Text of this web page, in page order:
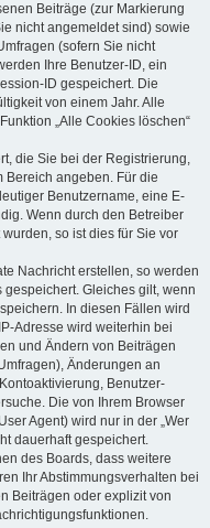
Beiträge (zur Markierung
nicht angemeldet sind) sowie
(sofern Sie nicht
Ihre Benutzer-ID, ein
ID gespeichert. Die
von einem Jahr. Alle
„Alle Cookies löschen“
die Sie bei der Registrierung,
Bereich angeben. Für die
Benutzername, eine E-
Wenn durch den Betreiber
so ist dies für Sie vor
Nachricht erstellen, so werden
Gleiches gilt, wenn
In diesen Fällen wird
Adresse wird weiterhin bei
und Ändern von Beiträgen
Änderungen an
Benutzer-
Die von Ihrem Browser
Agent) wird nur in der „Wer
dauerhaft gespeichert.
des Boards, dass weitere
Ihr Abstimmungsverhalten bei
Beiträgen oder explizit von